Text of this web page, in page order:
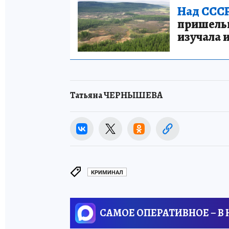
Над
изучала
Татьяна ЧЕРНЫШЕВА
КРИМИНАЛ
САМОЕ ОПЕРАТИВНОЕ – В